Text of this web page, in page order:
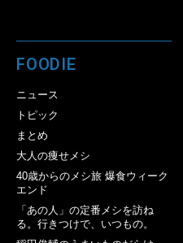
FOODIE
ニュース
トピック
まとめ
大人の痩せメシ
40歳からのメシ旅 爆食ウィーク
エンド
「あの人」の定番メシを訪ね
る。行きつけで、いつもの。